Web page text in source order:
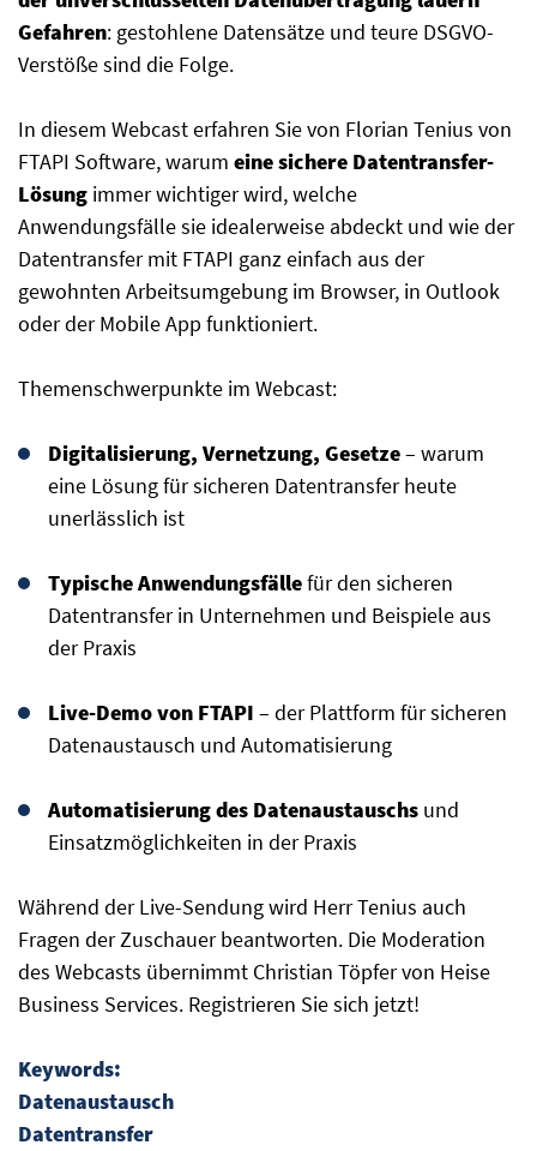
Gefahren: gestohlene Datensätze und teure DSGVO-
Verstöße sind die Folge.
In diesem Webcast erfahren Sie von Florian Tenius von
FTAPI Software, warum eine sichere Datentransfer-
Lösung immer wichtiger wird, welche
Anwendungsfälle sie idealerweise abdeckt und wie der
Datentransfer mit FTAPI ganz einfach aus der
gewohnten Arbeitsumgebung im Browser, in Outlook
oder der Mobile App funktioniert.
Themenschwerpunkte im Webcast:
Digitalisierung, Vernetzung, Gesetze– warum
eine Lösung für sicheren Datentransfer heute
unerlässlich ist
Typische Anwendungsfällefür den sicheren
Datentransfer in Unternehmen und Beispiele aus
der Praxis
Live-Demo von FTAPI – der Plattform für sicheren
Datenaustausch und Automatisierung
Automatisierung des Datenaustauschs und
Einsatzmöglichkeiten in der Praxis
Während der Live-Sendung wird Herr Tenius auch
Fragen der Zuschauer beantworten. Die Moderation
des Webcasts übernimmt Christian Töpfer von Heise
Business Services. Registrieren Sie sich jetzt!
Keywords:
Datenaustausch
Datentransfer